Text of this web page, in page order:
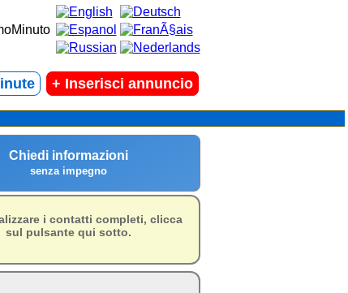
+ Inserisci annuncio
Chiedi informazioni
senza impegno
i contatti completi, clicca
sul pulsante qui sotto.